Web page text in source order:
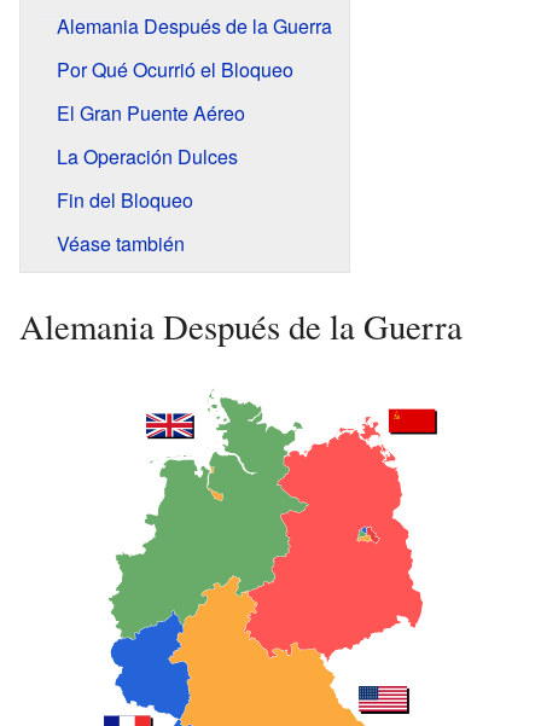
Alemania Después de la Guerra
Por Qué Ocurrió el Bloqueo
El Gran Puente Aéreo
La Operación Dulces
Fin del Bloqueo
Véase también
Alemania Después de la Guerra